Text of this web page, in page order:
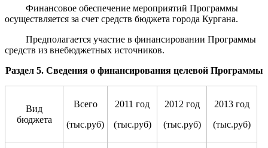
Финансовое обеспечение мероприятий Программы
осуществляется за счет средств бюджета города Кургана.
Предполагается участие в финансировании Программы
средств из внебюджетных источников.
Раздел 5. Сведения о финансирования целевой Программы
Вид
бюджета
Всего
(тыс.руб)
2011 год
(тыс.руб)
2012 год
(тыс.руб)
2013 год
(тыс.руб)